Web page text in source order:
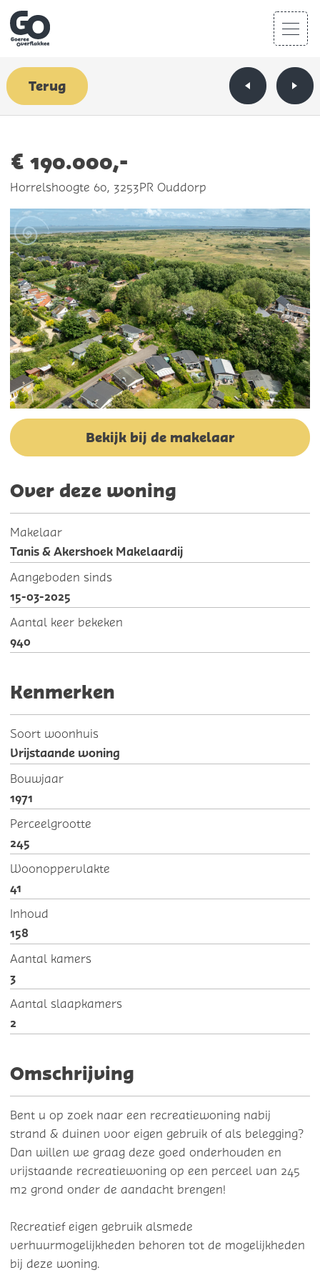
Terug
€ 190.000,-
Horrelshoogte 60, 3253PR Ouddorp
Bekijk bij de makelaar
Over deze woning
Makelaar
Tanis & Akershoek Makelaardij
Aangeboden sinds
15-03-2025
Aantal keer bekeken
940
Kenmerken
Soort woonhuis
Vrijstaande woning
Bouwjaar
1971
Perceelgrootte
245
Woonoppervlakte
41
Inhoud
158
Aantal kamers
3
Aantal slaapkamers
2
Omschrijving
Bent u op zoek naar een recreatiewoning nabij
strand & duinen voor eigen gebruik of als belegging?
Dan willen we graag deze goed onderhouden en
vrijstaande recreatiewoning op een perceel van 245
m2 grond onder de aandacht brengen!
Recreatief eigen gebruik alsmede
verhuurmogelijkheden behoren tot de mogelijkheden
bij deze woning.